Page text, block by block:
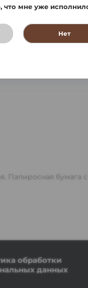
Папиросная
обработки
данных
мне уже
Нет